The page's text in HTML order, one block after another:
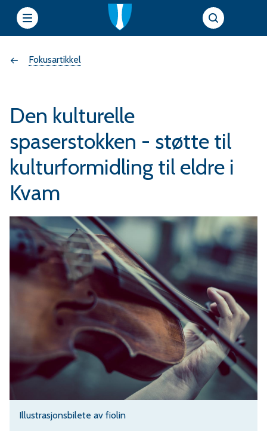
e
f
K
v
h
e
Du
her:
Fokusartikkel
Den kulturelle
spaserstokken - støtte til
kulturformidling til eldre i
Kvam
Illustrasjonsbilete av fiolin